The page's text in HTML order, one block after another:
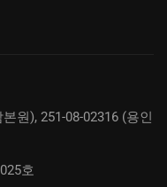
원), 251-08-02316 (용인
호